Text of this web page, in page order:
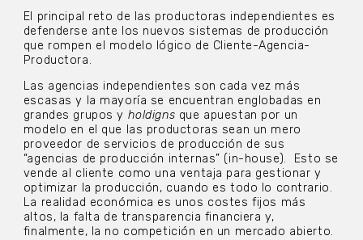
El principal reto de las productoras independientes es
defenderse ante los nuevos sistemas de producción
que rompen el modelo lógico de Cliente-Agencia-
Productora.
Las agencias independientes son cada vez más
escasas y la mayoría se encuentran englobadas en
grandes grupos y holdigns que apuestan por un
modelo en el que las productoras sean un mero
proveedor de servicios de producción de sus
“agencias de producción internas” (in-house). Esto se
vende al cliente como una ventaja para gestionar y
optimizar la producción, cuando es todo lo contrario.
La realidad económica es unos costes fijos más
altos, la falta de transparencia financiera y,
finalmente, la no competición en un mercado abierto.